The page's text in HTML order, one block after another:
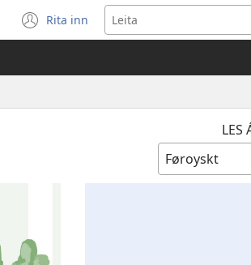
Rita inn
(opens
new
LES